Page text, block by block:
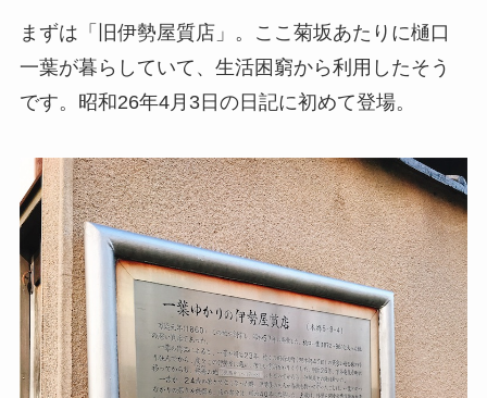
まずは「旧伊勢屋質店」。ここ菊坂あたりに樋口
一葉が暮らしていて、生活困窮から利用したそう
です。昭和26年4月3日の日記に初めて登場。